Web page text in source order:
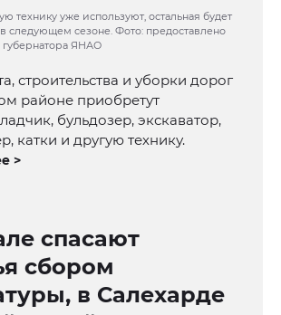
технику уже используют, остальная будет
следующем сезоне. Фото: предоставлено
губернатора ЯНАО
строительства и уборки дорог
районе приобретут
бульдозер, экскаватор,
катки и другую технику.
>
спасают
сбором
в Салехарде